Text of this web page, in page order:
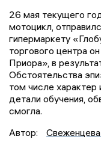
26 мая текущего
мотоцикл,
гипермаркету
торгового центра
Приора», в
Обстоятельства
том числе характер
детали обучения,
смогла.
Автор: